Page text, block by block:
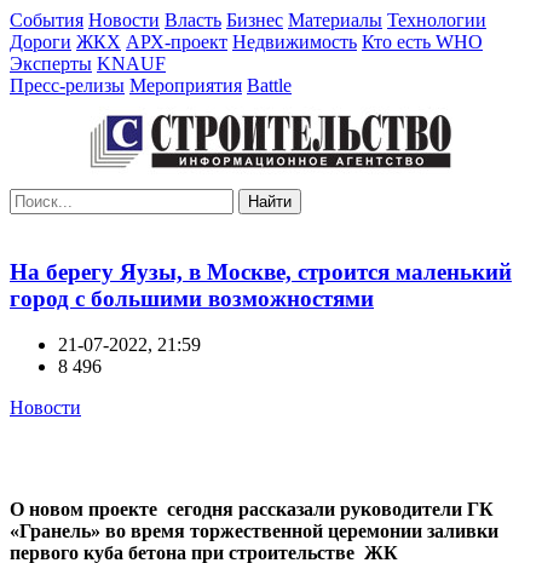
События Новости Власть Бизнес Материалы Технологии
Дороги ЖКХ АРХ-проект Недвижимость Кто есть WHO
Эксперты KNAUF
Пресс-релизы Мероприятия Battle
Найти
На берегу Яузы, в Москве, строится маленький
город с большими возможностями
21-07-2022, 21:59
8 496
Новости
О новом проекте сегодня рассказали руководители ГК
«Гранель» во время торжественной церемонии заливки
первого куба бетона при строительстве ЖК